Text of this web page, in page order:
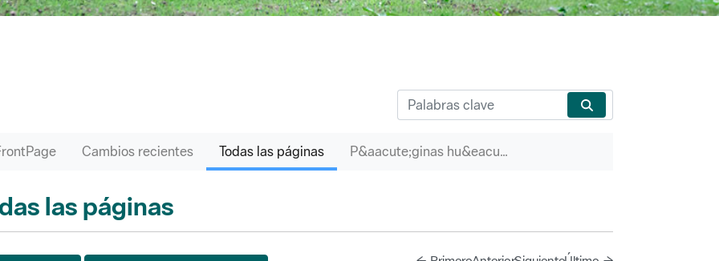
1 de 1 40 elementos por página